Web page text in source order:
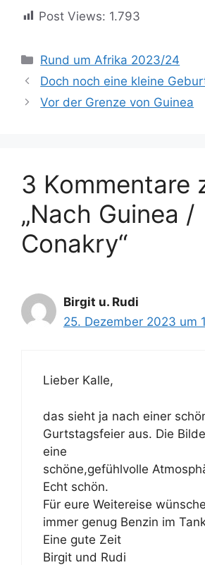
Post Views: 1.793
Kategorien
Rund um Afrika 2023/24
Doch noch eine kleine
Vor der Grenze von Guinea
3 Kommentare
„Nach Guinea /
Conakry“
Birgit u. Rudi
25. Dezember 2023 um
Lieber Kalle,
das sieht ja nach einer
Gurtstagsfeier aus. Die
eine
schöne,gefühlvolle
Echt schön.
Für eure Weitereise
immer genug Benzin im
Eine gute Zeit
Birgit und Rudi